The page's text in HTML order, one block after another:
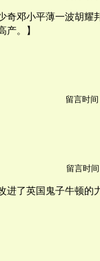
奇邓小平薄一波胡耀
产。】
留言时间
留言时间
进了英国鬼子牛顿的